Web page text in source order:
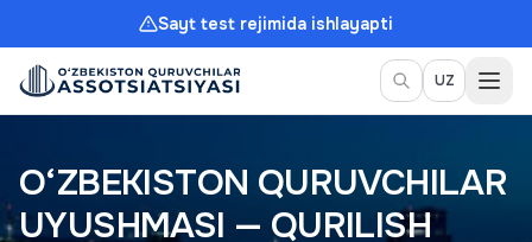
Sayt test rejimida ishlayapti
UZ
O‘ZBEKISTON QURUVCHILAR
UYUSHMASI — QURILISH